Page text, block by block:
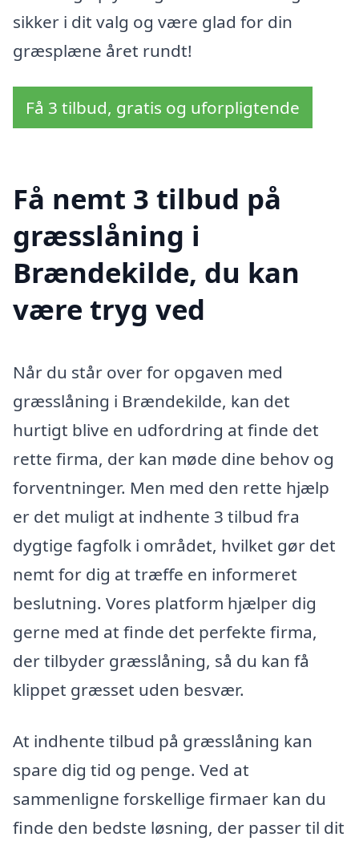
sikker i dit valg og være glad for din
græsplæne året rundt!
Få 3 tilbud, gratis og uforpligtende
Få nemt 3 tilbud på
græsslåning i
Brændekilde, du kan
være tryg ved
Når du står over for opgaven med
græsslåning i Brændekilde, kan det
hurtigt blive en udfordring at finde det
rette firma, der kan møde dine behov og
forventninger. Men med den rette hjælp
er det muligt at indhente 3 tilbud fra
dygtige fagfolk i området, hvilket gør det
nemt for dig at træffe en informeret
beslutning. Vores platform hjælper dig
gerne med at finde det perfekte firma,
der tilbyder græsslåning, så du kan få
klippet græsset uden besvær.
At indhente tilbud på græsslåning kan
spare dig tid og penge. Ved at
sammenligne forskellige firmaer kan du
finde den bedste løsning, der passer til dit